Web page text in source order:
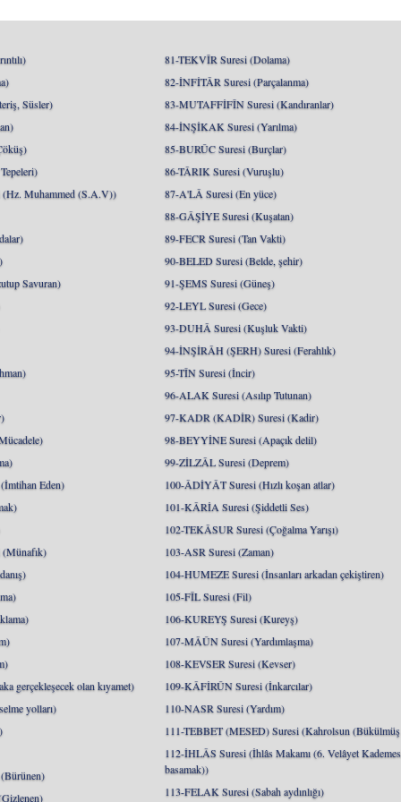
Süsler)
Muhammed (S.A.V))
Savuran)
Eden)
gerçekleşecek olan kıyamet)
yolları)
81-TEKVÎR Suresi (Dolama)
82-İNFİTÂR Suresi (Parçalanma)
83-MUTAFFİFÎN Suresi (Kandıranlar)
84-İNŞİKAK Suresi (Yarılma)
85-BURÛC Suresi (Burçlar)
86-TÂRIK Suresi (Vuruşlu)
87-A'LÂ Suresi (En yüce)
88-GÂŞİYE Suresi (Kuşatan)
89-FECR Suresi (Tan Vakti)
90-BELED Suresi (Belde, şehir)
91-ŞEMS Suresi (Güneş)
92-LEYL Suresi (Gece)
93-DUHÂ Suresi (Kuşluk Vakti)
94-İNŞİRÂH (ŞERH) Suresi (Ferahlık)
95-TÎN Suresi (İncir)
96-ALAK Suresi (Asılıp Tutunan)
97-KADR (KADİR) Suresi (Kadir)
98-BEYYİNE Suresi (Apaçık delil)
99-ZİLZÂL Suresi (Deprem)
100-ÂDİYÂT Suresi (Hızlı koşan atlar)
101-KÂRİA Suresi (Şiddetli Ses)
102-TEKÂSUR Suresi (Çoğalma Yarışı)
103-ASR Suresi (Zaman)
104-HUMEZE Suresi (İnsanları arkadan çekiştiren)
105-FÎL Suresi (Fil)
106-KUREYŞ Suresi (Kureyş)
107-MÂÛN Suresi (Yardımlaşma)
108-KEVSER Suresi (Kevser)
109-KÂFİRÛN Suresi (İnkarcılar)
110-NASR Suresi (Yardım)
111-TEBBET (MESED) Suresi (Kahrolsun
112-İHLÂS Suresi (İhlâs Makamı (6. Velâyet
basamak))
113-FELAK Suresi (Sabah aydınlığı)